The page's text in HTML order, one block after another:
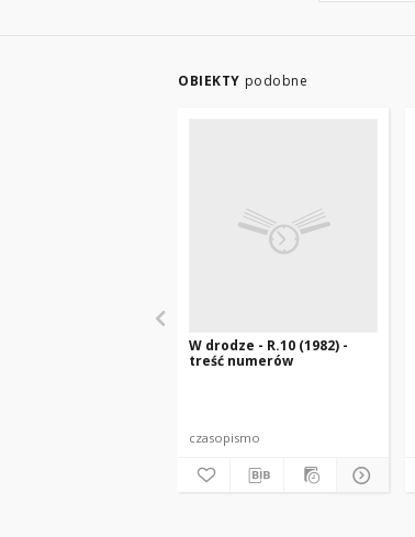
OBIEKTY podobne
W drodze - R.10 (1982) -
treść numerów
czasopismo